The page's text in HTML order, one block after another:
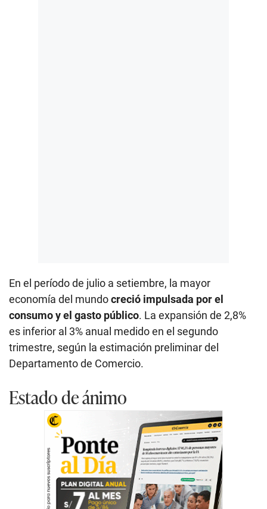
En el período de julio a setiembre, la mayor
economía del mundocreció impulsada por el
consumo y el gasto público. La expansión de 2,8%
es inferior al 3% anual medido en el segundo
trimestre, según la estimación preliminar del
Departamento de Comercio.
Estado de ánimo